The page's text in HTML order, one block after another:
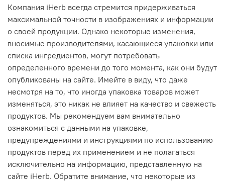
Компания iHerb всегда стремится придерживаться
максимальной точности в изображениях и информации
о своей продукции. Однако некоторые изменения,
вносимые производителями, касающиеся упаковки или
списка ингредиентов, могут потребовать
определенного времени до того момента, как они будут
опубликованы на сайте. Имейте в виду, что даже
несмотря на то, что иногда упаковка товаров может
изменяться, это никак не влияет на качество и свежесть
продуктов. Мы рекомендуем вам внимательно
ознакомиться с данными на упаковке,
предупреждениями и инструкциями по использованию
продуктов перед их применением и не полагаться
исключительно на информацию, представленную на
сайте iHerb. Обратите внимание, что некоторые из